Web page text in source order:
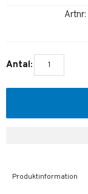
Artnr:
Antal:
Produktinformation